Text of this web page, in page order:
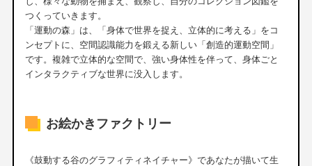
つくっていきます。
「運動の森」は、「身体で世界を捉え、立体的に考える」をコ
ンセプトに、空間認識能力を鍛える新しい「創造的運動空間」
です。複雑で立体的な空間で、強い身体性を伴って、身体ごと
インタラクティブな世界に没入します。
お絵かきファクトリー
《鼓動する谷のグラフィティネイチャー》であなたが描いて生